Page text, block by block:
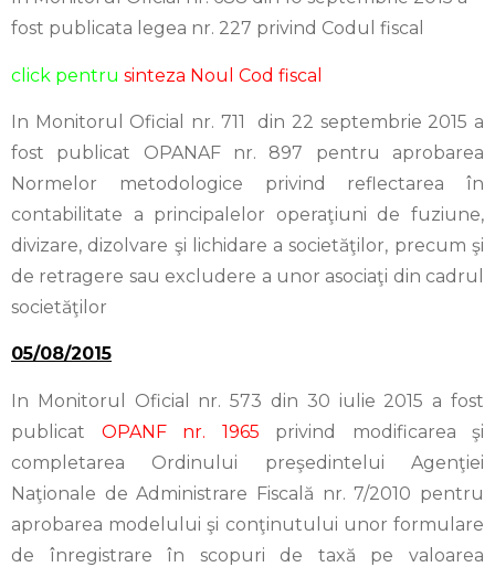
fost publicata legea nr. 227 privind Codul fiscal
click pentru sinteza Noul Cod fiscal
In Monitorul Oficial nr. 711 din 22 septembrie 2015 a
fost publicat OPANAF nr. 897 pentru aprobarea
Normelor metodologice privind reflectarea în
contabilitate a principalelor operaţiuni de fuziune,
divizare, dizolvare şi lichidare a societăţilor, precum şi
de retragere sau excludere a unor asociaţi din cadrul
societăţilor
05/08/2015
In Monitorul Oficial nr. 573 din 30 iulie 2015 a fost
publicat OPANF nr. 1965 privind modificarea şi
completarea Ordinului preşedintelui Agenţiei
Naţionale de Administrare Fiscală nr. 7/2010 pentru
aprobarea modelului şi conţinutului unor formulare
de înregistrare în scopuri de taxă pe valoarea